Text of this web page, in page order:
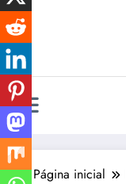
Página inicial